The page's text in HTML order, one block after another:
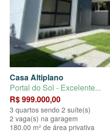
Casa Altiplano
Portal do Sol - Excelente...
R$ 999.000,00
3 quartos sendo 2 suíte(s)
2 vaga(s) na garagem
180.00 m² de área privativa